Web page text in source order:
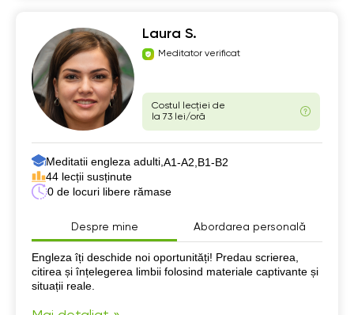
Laura S.
Meditator verificat
Costul lecției de
la 73 lei/oră
Meditatii engleza adulti, А1-А2, B1-B2
44 lecții susținute
0 de locuri libere rămase
Despre mine Abordarea personală
Despre mine
Engleza îți deschide noi oportunități! Predau scrierea,
citirea și înțelegerea limbii folosind materiale captivante și
situații reale.